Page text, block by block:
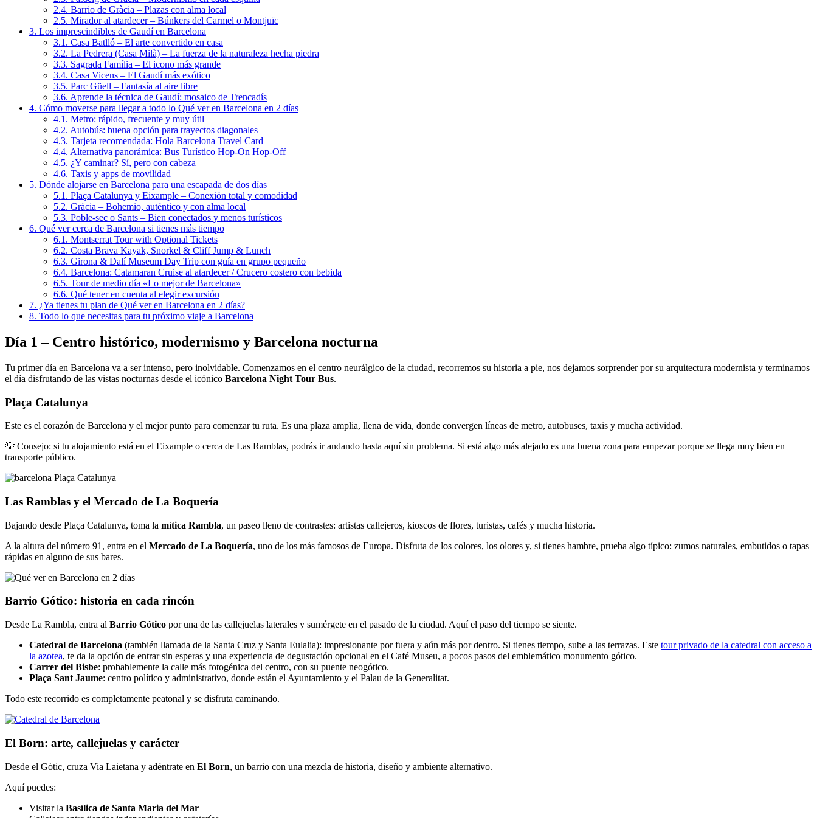
2.4. Barrio de Gràcia – Plazas con alma local
2.5. Mirador al atardecer – Búnkers del Carmel o Montjuïc
3. Los imprescindibles de Gaudí en Barcelona
3.1. Casa Batlló – El arte convertido en casa
3.2. La Pedrera (Casa Milà) – La fuerza de la naturaleza hecha piedra
3.3. Sagrada Família – El icono más grande
3.4. Casa Vicens – El Gaudí más exótico
3.5. Parc Güell – Fantasía al aire libre
3.6. Aprende la técnica de Gaudí: mosaico de Trencadís
4. Cómo moverse para llegar a todo lo Qué ver en Barcelona en 2 días
4.1. Metro: rápido, frecuente y muy útil
4.2. Autobús: buena opción para trayectos diagonales
4.3. Tarjeta recomendada: Hola Barcelona Travel Card
4.4. Alternativa panorámica: Bus Turístico Hop-On Hop-Off
4.5. ¿Y caminar? Sí, pero con cabeza
4.6. Taxis y apps de movilidad
5. Dónde alojarse en Barcelona para una escapada de dos días
5.1. Plaça Catalunya y Eixample – Conexión total y comodidad
5.2. Gràcia – Bohemio, auténtico y con alma local
5.3. Poble-sec o Sants – Bien conectados y menos turísticos
6. Qué ver cerca de Barcelona si tienes más tiempo
6.1. Montserrat Tour with Optional Tickets
6.2. Costa Brava Kayak, Snorkel & Cliff Jump & Lunch
6.3. Girona & Dalí Museum Day Trip con guía en grupo pequeño
6.4. Barcelona: Catamaran Cruise al atardecer / Crucero costero con bebida
6.5. Tour de medio día «Lo mejor de Barcelona»
6.6. Qué tener en cuenta al elegir excursión
7. ¿Ya tienes tu plan de Qué ver en Barcelona en 2 días?
8. Todo lo que necesitas para tu próximo viaje a Barcelona
Día 1 – Centro histórico, modernismo y Barcelona nocturna
Tu primer día en Barcelona va a ser intenso, pero inolvidable. Comenzamos en el centro neurálgico de la ciudad, recorremos su historia a pie, nos dejamos sorprender por su arquitectura modernista y terminamos
el día disfrutando de las vistas nocturnas desde el icónico Barcelona Night Tour Bus.
Plaça Catalunya
Este es el corazón de Barcelona y el mejor punto para comenzar tu ruta. Es una plaza amplia, llena de vida, donde convergen líneas de metro, autobuses, taxis y mucha actividad.
💡 Consejo: si tu alojamiento está en el Eixample o cerca de Las Ramblas, podrás ir andando hasta aquí sin problema. Si está algo más alejado es una buena zona para empezar porque se llega muy bien en
transporte público.
Las Ramblas y el Mercado de La Boquería
Bajando desde Plaça Catalunya, toma la mítica Rambla, un paseo lleno de contrastes: artistas callejeros, kioscos de flores, turistas, cafés y mucha historia.
A la altura del número 91, entra en el Mercado de La Boquería, uno de los más famosos de Europa. Disfruta de los colores, los olores y, si tienes hambre, prueba algo típico: zumos naturales, embutidos o tapas
rápidas en alguno de sus bares.
Barrio Gótico: historia en cada rincón
Desde La Rambla, entra al Barrio Gótico por una de las callejuelas laterales y sumérgete en el pasado de la ciudad. Aquí el paso del tiempo se siente.
Catedral de Barcelona (también llamada de la Santa Cruz y Santa Eulalia): impresionante por fuera y aún más por dentro. Si tienes tiempo, sube a las terrazas. Este tour privado de la catedral con acceso a
la azotea, te da la opción de entrar sin esperas y una experiencia de degustación opcional en el Café Museu, a pocos pasos del emblemático monumento gótico.
Carrer del Bisbe: probablemente la calle más fotogénica del centro, con su puente neogótico.
Plaça Sant Jaume: centro político y administrativo, donde están el Ayuntamiento y el Palau de la Generalitat.
Todo este recorrido es completamente peatonal y se disfruta caminando.
El Born: arte, callejuelas y carácter
Desde el Gòtic, cruza Via Laietana y adéntrate en El Born, un barrio con una mezcla de historia, diseño y ambiente alternativo.
Aquí puedes:
Visitar la Basílica de Santa Maria del Mar